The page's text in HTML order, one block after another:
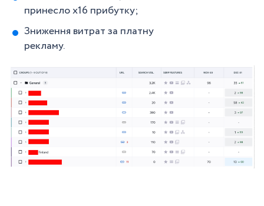
принесло х16 прибутку;
Зниження витрат за платну
рекламу.